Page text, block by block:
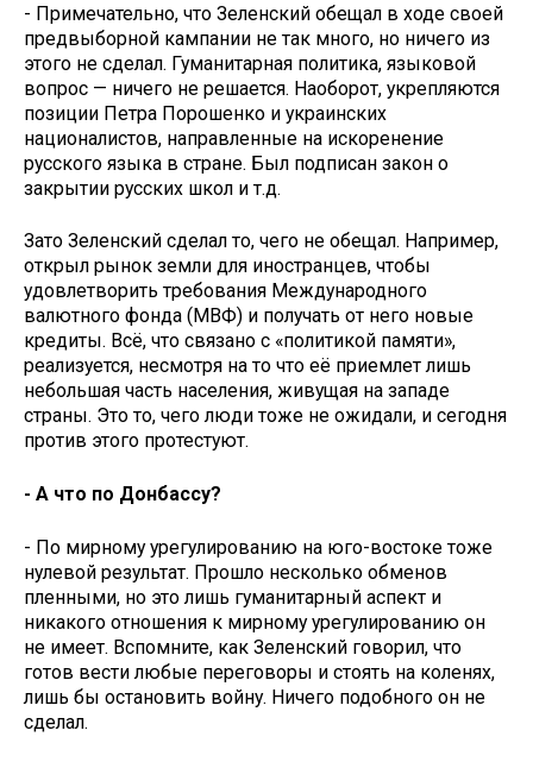
- Примечательно, что Зеленский обещал в ходе своей
предвыборной кампании не так много, но ничего из
этого не сделал. Гуманитарная политика, языковой
вопрос — ничего не решается. Наоборот, укрепляются
позиции Петра Порошенко и украинских
националистов, направленные на искоренение
русского языка в стране. Был подписан закон о
закрытии русских школ и т.д.
Зато Зеленский сделал то, чего не обещал. Например,
открыл рынок земли для иностранцев, чтобы
удовлетворить требования Международного
валютного фонда (МВФ) и получать от него новые
кредиты. Всё, что связано с «политикой памяти»,
реализуется, несмотря на то что её приемлет лишь
небольшая часть населения, живущая на западе
страны. Это то, чего люди тоже не ожидали, и сегодня
против этого протестуют.
- А что по Донбассу?
- По мирному урегулированию на юго-востоке тоже
нулевой результат. Прошло несколько обменов
пленными, но это лишь гуманитарный аспект и
никакого отношения к мирному урегулированию он
не имеет. Вспомните, как Зеленский говорил, что
готов вести любые переговоры и стоять на коленях,
лишь бы остановить войну. Ничего подобного он не
сделал.